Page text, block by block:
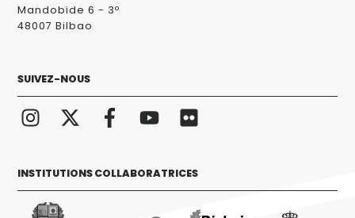
Mandobide 6 - 3º
48007 Bilbao
SUIVEZ-NOUS
INSTITUTIONS COLLABORATRICES